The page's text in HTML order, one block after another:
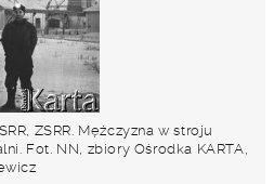
ZSRR. Mężczyzna w stroju
Fot. NN, zbiory Ośrodka KARTA,